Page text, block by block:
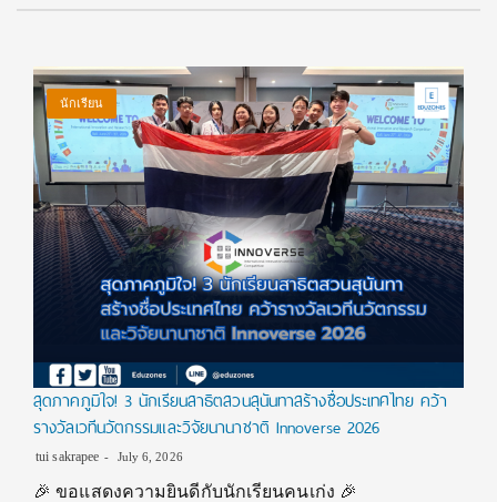
นักเรียน
สุดภาคภูมิใจ! 3 นักเรียนสาธิตสวนสุนันทาสร้างชื่อประเทศไทย คว้า
รางวัลเวทีนวัตกรรมและวิจัยนานาชาติ Innoverse 2026
tui sakrapee July 6, 2026
🎉 ขอแสดงความยินดีกับนักเรียนคนเก่ง 🎉